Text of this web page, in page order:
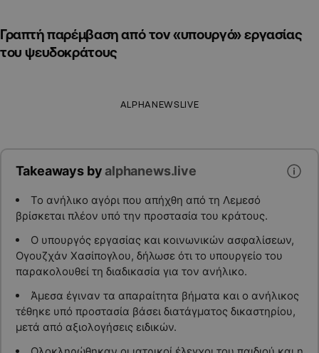
Γραπτή παρέμβαση από τον «υπουργό» εργασίας
του ψευδοκράτους
ALPHANEWSLIVE
Takeaways byalphanews.live
Το ανήλικο αγόρι που απήχθη από τη Λεμεσό
βρίσκεται πλέον υπό την προστασία του κράτους.
Ο υπουργός εργασίας και κοινωνικών ασφαλίσεων,
Ογουζχάν Χασίπογλου, δήλωσε ότι το υπουργείο του
παρακολουθεί τη διαδικασία για τον ανήλικο.
Άμεσα έγιναν τα απαραίτητα βήματα και ο ανήλικος
τέθηκε υπό προστασία βάσει διατάγματος δικαστηρίου,
μετά από αξιολογήσεις ειδικών.